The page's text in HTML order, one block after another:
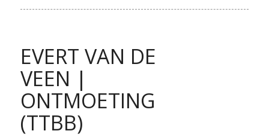
EVERT VAN DE
VEEN |
ONTMOETING
(TTBB)